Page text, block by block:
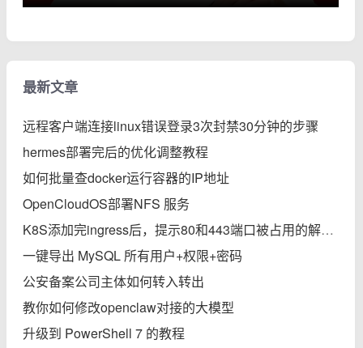
最新文章
远程客户端连接linux错误登录3次封禁30分钟的步骤
hermes部署完后的优化调整教程
如何批量查docker运行容器的IP地址
OpenCloudOS部署NFS 服务
K8S添加完ingress后，提示80和443端口被占用的解决办法
一键导出 MySQL 所有用户+权限+密码
公安备案公司主体如何转入转出
教你如何修改openclaw对接的大模型
升级到 PowerShell 7 的教程